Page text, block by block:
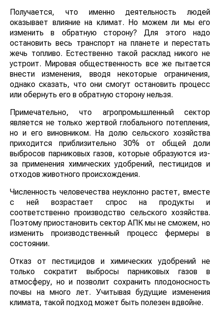
Получается, что именно деятельность людей
оказывает влияние на климат. Но можем ли мы его
изменить в обратную сторону? Для этого надо
остановить весь транспорт на планете и перестать
жечь топливо. Естественно такой расклад никого не
устроит. Мировая общественность все же пытается
внести изменения, вводя некоторые ограничения,
однако сказать, что они смогут остановить процесс
или обернуть его в обратную сторону нельзя.
Примечательно, что агропромышленный сектор
является не только жертвой глобального потепления,
но и его виновником. На долю сельского хозяйства
приходится приблизительно 30% от общей доли
выбросов парниковых газов, которые образуются из-
за применения химических удобрений, пестицидов и
отходов животного происхождения.
Численность человечества неуклонно растет, вместе
с ней возрастает спрос на продукты и
соответственно производство сельского хозяйства.
Поэтому приостановить сектор АПК мы не сможем, но
изменить производственный процесс фермеры в
состоянии.
Отказ от пестицидов и химических удобрений не
только сократит выбросы парниковых газов в
атмосферу, но и позволит сохранить плодоносность
почвы на много лет. Учитывая будущие изменения
климата, такой подход может быть полезен вдвойне.